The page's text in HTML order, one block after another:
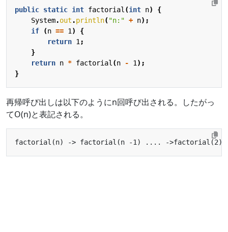
public static int factorial (int n)
{
System.out .println("n:" + n);
if
(n == 1 )
{
return 1 ;
}
return n * factorial (n - 1 );
}
再帰呼び出しは以下のようにn回呼び出される。したがっ
てO(n)と表記される。